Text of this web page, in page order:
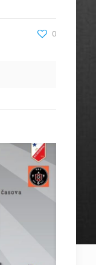
0